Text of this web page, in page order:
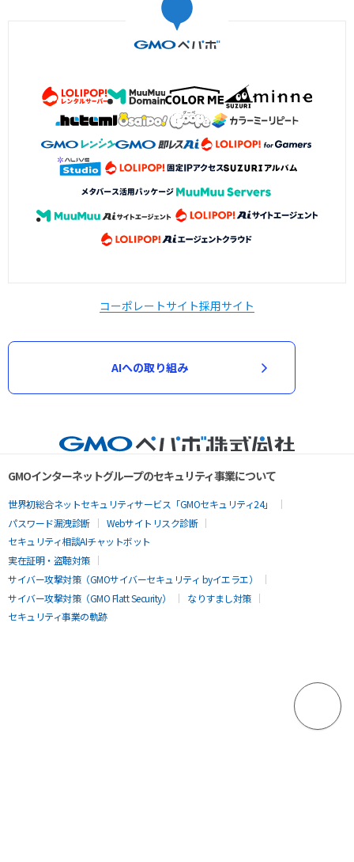
コーポレートサイト採用サイト
AIへの取り組み
GMOインターネットグループのセキュリティ事業について
世界初総合ネットセキュリティサービス「GMOセキュリティ24」
パスワード漏洩診断
Webサイトリスク診断
セキュリティ相談AIチャットボット
実在証明・盗聴対策
サイバー攻撃対策（GMOサイバーセキュリティ byイエラエ）
サイバー攻撃対策（GMO Flatt Security）
なりすまし対策
セキュリティ事業の軌跡